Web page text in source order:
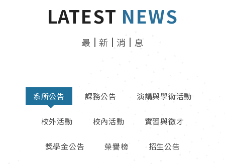
LATEST NEWS
最 新 消 息
系所公告 課務公告 演講與學術活動
校外活動 校內活動 實習與徵才
獎學金公告 榮譽榜 招生公告